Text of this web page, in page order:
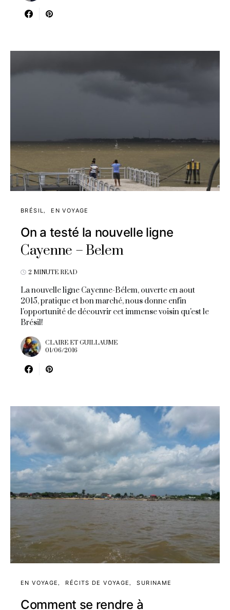
BRÉSIL EN VOYAGE
On a testé la nouvelle ligne
Cayenne – Belem
2 MINUTE READ
La nouvelle ligne Cayenne-Bélem, ouverte en aout
2015, pratique et bon marché, nous donne enfin
l'opportunité de découvrir cet immense voisin qu'est le
Brésil!
CLAIRE ET GUILLAUME
01/06/2016
EN VOYAGE RÉCITS DE VOYAGE SURINAME
Comment se rendre à